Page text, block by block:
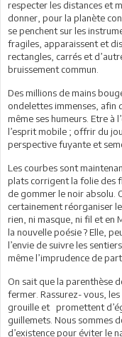
respecter les distances et
donner, pour la planète
se penchent sur les
fragiles, apparaissent et
rectangles, carrés et
bruissement commun.
Des millions de mains
ondelettes immenses, afin
même ses humeurs. Etre à
l’esprit mobile ; offrir du
perspective fuyante et
Les courbes sont
plats corrigent la folie des
de gommer le noir absolu.
certainement réorganiser
rien, ni masque, ni fil et en
la nouvelle poésie ? Elle,
l’envie de suivre les
même l’imprudence de
On sait que la parenthèse
fermer. Rassurez- vous,
grouille et promettent
guillemets. Nous sommes
d’existence pour éviter le